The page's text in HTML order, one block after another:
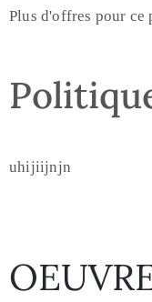
Plus d'offres pour ce
uhijiijnjn